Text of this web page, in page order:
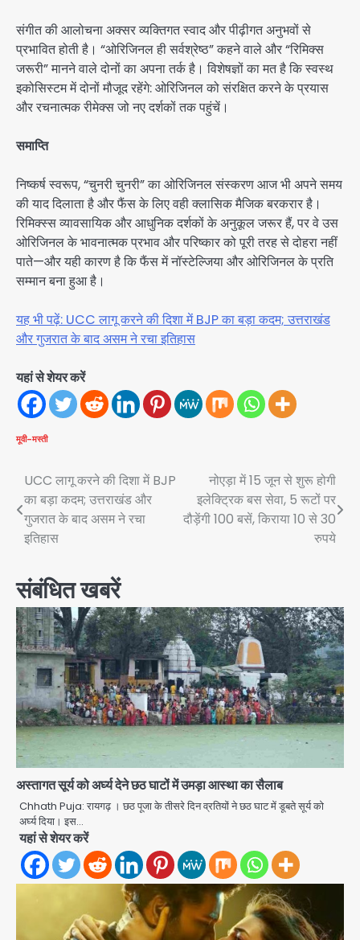
संगीत की आलोचना अक्सर व्यक्तिगत स्वाद और पीढ़ीगत अनुभवों से
प्रभावित होती है। “ओरिजिनल ही सर्वश्रेष्ठ” कहने वाले और “रिमिक्स
जरूरी” मानने वाले दोनों का अपना तर्क है। विशेषज्ञों का मत है कि स्वस्थ
इकोसिस्टम में दोनों मौजूद रहेंगे: ओरिजिनल को संरक्षित करने के प्रयास
और रचनात्मक रीमेक्स जो नए दर्शकों तक पहुंचें।
समाप्ति
निष्कर्ष स्वरूप, “चुनरी चुनरी” का ओरिजिनल संस्करण आज भी अपने समय
की याद दिलाता है और फैंस के लिए वही क्लासिक मैजिक बरकरार है।
रिमिक्स्स व्यावसायिक और आधुनिक दर्शकों के अनुकूल जरूर हैं, पर वे उस
ओरिजिनल के भावनात्मक प्रभाव और परिष्कार को पूरी तरह से दोहरा नहीं
पाते—और यही कारण है कि फैंस में नॉस्टेल्जिया और ओरिजिनल के प्रति
सम्मान बना हुआ है।
यह भी पढ़ें: UCC लागू करने की दिशा में BJP का बड़ा कदम; उत्तराखंड
और गुजरात के बाद असम ने रचा इतिहास
यहां से शेयर करें
मूवी-मस्ती
Post
navigation
UCC लागू करने की दिशा में BJP
का बड़ा कदम; उत्तराखंड और
गुजरात के बाद असम ने रचा
इतिहास
नोएड़ा में 15 जून से शुरू होगी
इलेक्ट्रिक बस सेवा, 5 रूटों पर
दौड़ेंगी 100 बसें, किराया 10 से 30
रुपये
संबंधित खबरें
अस्तागत सूर्य को अर्घ्य देने छठ घाटों में उमड़ा आस्था का सैलाब
Chhath Puja: रायगढ़ । छठ पूजा के तीसरे दिन व्रतियों ने छठ घाट में डूबते सूर्य को
अर्घ्य दिया। इस…
यहां से शेयर करें